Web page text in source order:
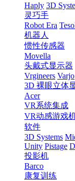
Haply 3D
灵巧手
Robot Era
机器人
惯性传感器
Movella
头戴式显示器
Vrgineers Varjo
3D 裸眼立体
Acer
VR系统集成
VR动感游戏
软件
3D Systems
Unity Pistage
投影机
Barco
康复训练